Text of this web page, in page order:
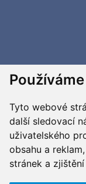
Tyto webové
další sledovací
uživatelského
obsahu a
stránek a